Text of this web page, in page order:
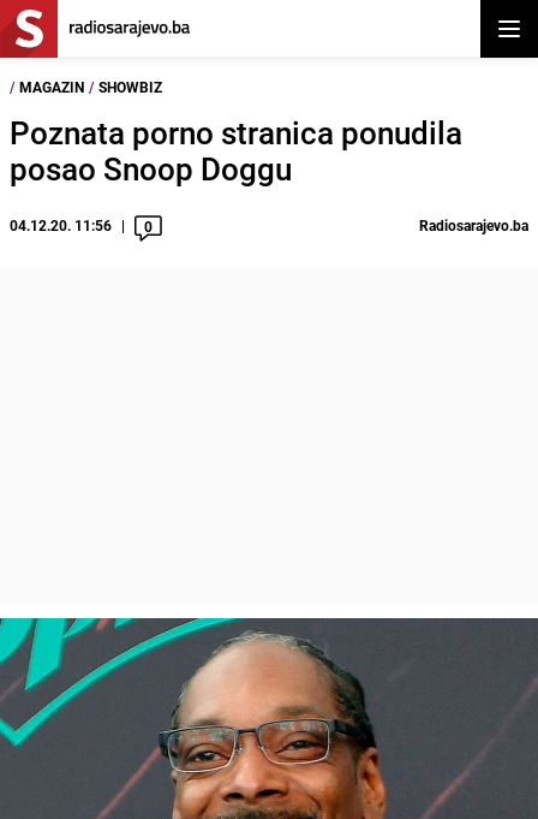
/ MAGAZIN / SHOWBIZ
Poznata porno stranica ponudila
posao Snoop Doggu
04.12.20. 11:56 0 Radiosarajevo.ba